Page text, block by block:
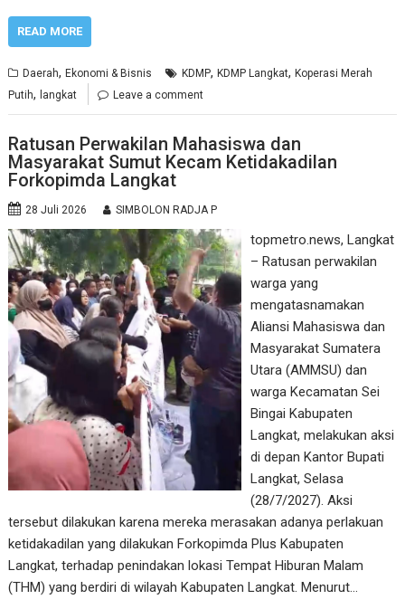
READ MORE
Daerah,Ekonomi & Bisnis KDMP,KDMP Langkat,Koperasi Merah
Putih, langkat Leave a comment
Ratusan Perwakilan Mahasiswa dan
Masyarakat Sumut Kecam Ketidakadilan
Forkopimda Langkat
28 Juli 2026 SIMBOLON RADJA P
topmetro.news, Langkat
– Ratusan perwakilan
warga yang
mengatasnamakan
Aliansi Mahasiswa dan
Masyarakat Sumatera
Utara (AMMSU) dan
warga Kecamatan Sei
Bingai Kabupaten
Langkat, melakukan aksi
di depan Kantor Bupati
Langkat, Selasa
(28/7/2027). Aksi
tersebut dilakukan karena mereka merasakan adanya perlakuan
ketidakadilan yang dilakukan Forkopimda Plus Kabupaten
Langkat, terhadap penindakan lokasi Tempat Hiburan Malam
(THM) yang berdiri di wilayah Kabupaten Langkat. Menurut…